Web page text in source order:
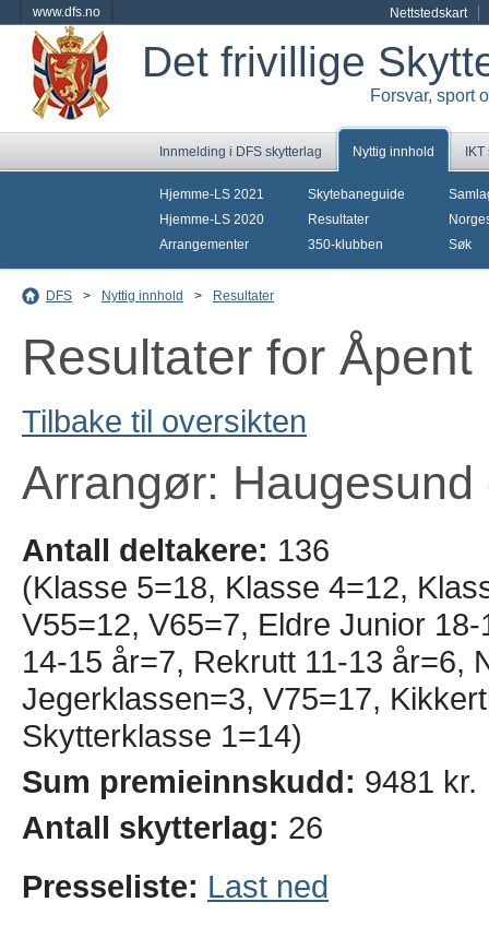
www.dfs.no Nettstedskart
Det frivillige
Forsvar, sport
Innmelding i DFS skytterlag Nyttig innhold
Hjemme-LS 2021
Hjemme-LS 2020
Arrangementer
Skytebaneguide
Resultater
350-klubben
Søk
DFS > Nyttig innhold > Resultater
Resultater for
Tilbake til oversikten
Arrangør:
Antall deltakere: 136
(Klasse 5=18, Klasse 4=12,
V55=12, V65=7, Eldre Junior
14-15 år=7, Rekrutt 11-13 år=6,
Jegerklassen=3, V75=17,
Skytterklasse 1=14)
Sum premieinnskudd: 9481 kr.
Antall skytterlag: 26
Presseliste: Last ned